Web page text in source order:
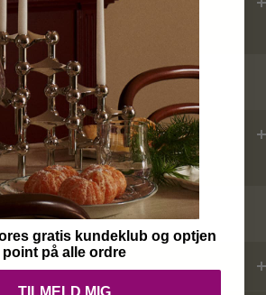
?
?
gratis kundeklub og optjen
point på alle ordre
TILMELD MIG